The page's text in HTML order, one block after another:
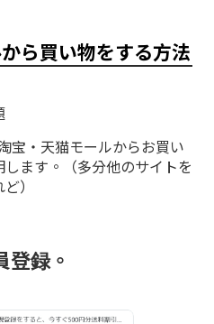
ら買い物をする方法
宝・天猫モールからお買い
ます。（多分他のサイトを
）
録。